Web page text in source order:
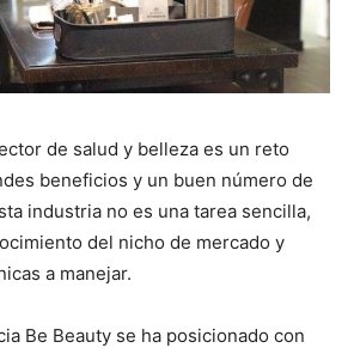
de salud y belleza es un reto
beneficios y un buen número de
industria no es una tarea sencilla,
del nicho de mercado y
a manejar.
Be Beauty se ha posicionado con